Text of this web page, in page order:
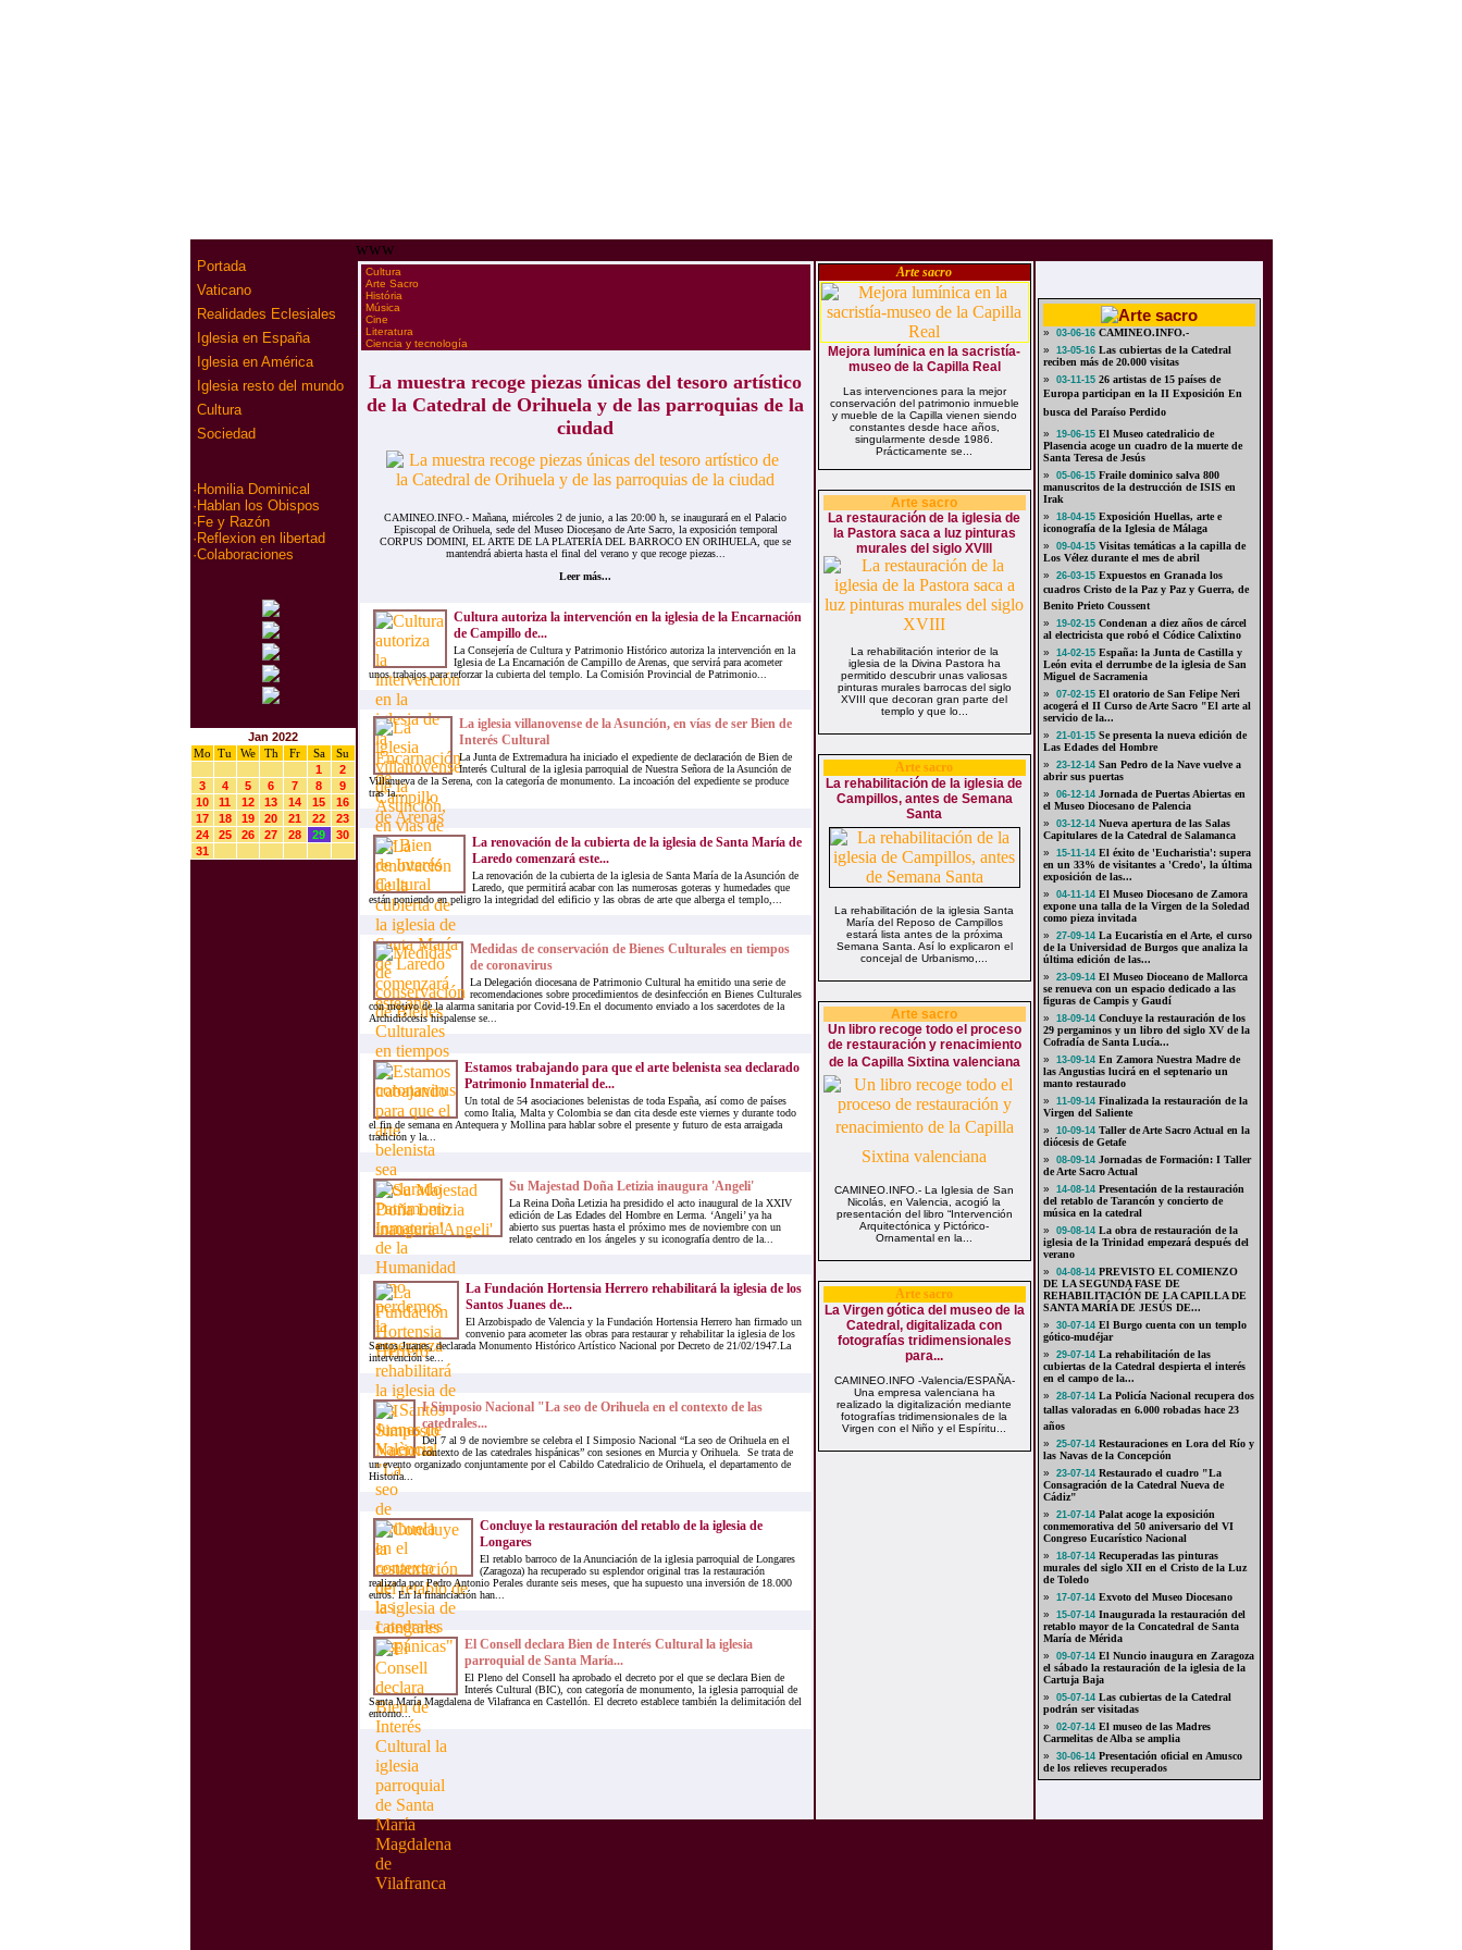
Portada
Vaticano
Realidades Eclesiales
Iglesia en España
Iglesia en América
Iglesia resto del mundo
Cultura
Sociedad
· Homilia Dominical
· Hablan los Obispos
· Fe y Razón
· Reflexion en libertad
·Colaboraciones
Jan 2022
Mo Tu We Th Fr Sa
Su
1
2
3
4 5 6 7 8
9
10
11 12 13 14 15
16
17
18 19 20 21 22
23
24
25 26 27 28 29
30
31
www
·Cultura
·Arte Sacro
·História
·Música
·Cine
·Literatura
·Ciencia y tecnología
La muestra recoge piezas únicas del tesoro artístico
de la Catedral de Orihuela y de las parroquias de la
ciudad
CAMINEO.INFO.- Mañana, miércoles 2 de junio, a las 20:00 h, se inaugurará en el Palacio
Episcopal de Orihuela, sede del Museo Diocesano de Arte Sacro, la exposición temporal
CORPUS DOMINI, EL ARTE DE LA PLATERÍA DEL BARROCO EN ORIHUELA, que se
mantendrá abierta hasta el final del verano y que recoge piezas...
Leer más...
Cultura autoriza la intervención en la iglesia de la Encarnación
de Campillo de...
La Consejería de Cultura y Patrimonio Histórico autoriza la intervención en la
Iglesia de La Encarnación de Campillo de Arenas, que servirá para acometer
unos trabajos para reforzar la cubierta del templo. La Comisión Provincial de Patrimonio...
La iglesia villanovense de la Asunción, en vías de ser Bien de
Interés Cultural
La Junta de Extremadura ha iniciado el expediente de declaración de Bien de
Interés Cultural de la iglesia parroquial de Nuestra Señora de la Asunción de
Villanueva de la Serena, con la categoría de monumento. La incoación del expediente se produce
tras la...
La renovación de la cubierta de la iglesia de Santa María de
Laredo comenzará este...
La renovación de la cubierta de la iglesia de Santa María de la Asunción de
Laredo, que permitirá acabar con las numerosas goteras y humedades que
están poniendo en peligro la integridad del edificio y las obras de arte que alberga el templo,...
Medidas de conservación de Bienes Culturales en tiempos
de coronavirus
La Delegación diocesana de Patrimonio Cultural ha emitido una serie de
recomendaciones sobre procedimientos de desinfección en Bienes Culturales
con motivo de la alarma sanitaria por Covid-19.En el documento enviado a los sacerdotes de la
Archidiócesis hispalense se...
Estamos trabajando para que el arte belenista sea declarado
Patrimonio Inmaterial de...
Un total de 54 asociaciones belenistas de toda España, así como de países
como Italia, Malta y Colombia se dan cita desde este viernes y durante todo
el fin de semana en Antequera y Mollina para hablar sobre el presente y futuro de esta arraigada
tradición y la...
Su Majestad Doña Letizia inaugura 'Angeli'
La Reina Doña Letizia ha presidido el acto inaugural de la XXIV
edición de Las Edades del Hombre en Lerma. ‘Angeli’ ya ha
abierto sus puertas hasta el próximo mes de noviembre con un
relato centrado en los ángeles y su iconografía dentro de la...
La Fundación Hortensia Herrero rehabilitará la iglesia de los
Santos Juanes de...
El Arzobispado de Valencia y la Fundación Hortensia Herrero han firmado un
convenio para acometer las obras para restaurar y rehabilitar la iglesia de los
Santos Juanes, declarada Monumento Histórico Artístico Nacional por Decreto de 21/02/1947.La
intervención se...
I Simposio Nacional "La seo de Orihuela en el contexto de las
catedrales...
Del 7 al 9 de noviembre se celebra el I Simposio Nacional “La seo de Orihuela en el
contexto de las catedrales hispánicas” con sesiones en Murcia y Orihuela. Se trata de
un evento organizado conjuntamente por el Cabildo Catedralicio de Orihuela, el departamento de
Historia...
Concluye la restauración del retablo de la iglesia de
Longares
El retablo barroco de la Anunciación de la iglesia parroquial de Longares
(Zaragoza) ha recuperado su esplendor original tras la restauración
realizada por Pedro Antonio Perales durante seis meses, que ha supuesto una inversión de 18.000
euros. En la financiación han...
El Consell declara Bien de Interés Cultural la iglesia
parroquial de Santa María...
El Pleno del Consell ha aprobado el decreto por el que se declara Bien de
Interés Cultural (BIC), con categoría de monumento, la iglesia parroquial de
Santa María Magdalena de Vilafranca en Castellón. El decreto establece también la delimitación del
entorno...
Arte sacro
Mejora lumínica en la sacristía-
museo de la Capilla Real
Las intervenciones para la mejor
conservación del patrimonio inmueble
y mueble de la Capilla vienen siendo
constantes desde hace años,
singularmente desde 1986.
Prácticamente se...
Arte sacro
La restauración de la iglesia de
la Pastora saca a luz pinturas
murales del siglo XVIII
La rehabilitación interior de la
iglesia de la Divina Pastora ha
permitido descubrir unas valiosas
pinturas murales barrocas del siglo
XVIII que decoran gran parte del
templo y que lo...
Arte sacro
La rehabilitación de la iglesia de
Campillos, antes de Semana
Santa
La rehabilitación de la iglesia Santa
María del Reposo de Campillos
estará lista antes de la próxima
Semana Santa. Así lo explicaron el
concejal de Urbanismo,...
Arte sacro
Un libro recoge todo el proceso
de restauración y renacimiento
de la Capilla Sixtina valenciana
CAMINEO.INFO.- La Iglesia de San
Nicolás, en Valencia, acogió la
presentación del libro “Intervención
Arquitectónica y Pictórico-
Ornamental en la...
Arte sacro
La Virgen gótica del museo de la
Catedral, digitalizada con
fotografías tridimensionales
para...
CAMINEO.INFO -Valencia/ESPAÑA-
Una empresa valenciana ha
realizado la digitalización mediante
fotografías tridimensionales de la
Virgen con el Niño y el Espíritu...
» 03-06-16CAMINEO.INFO.-
»
13-05-16Las cubiertas de la Catedral
reciben más de 20.000 visitas
»
03-11-1526 artistas de 15 países de
Europa participan en la II Exposición En
busca del Paraíso Perdido
»
19-06-15El Museo catedralicio de
Plasencia acoge un cuadro de la muerte de
Santa Teresa de Jesús
»
05-06-15Fraile dominico salva 800
manuscritos de la destrucción de ISIS en
Irak
»
18-04-15Exposición Huellas, arte e
iconografía de la Iglesia de Málaga
»
09-04-15Visitas temáticas a la capilla de
Los Vélez durante el mes de abril
»
26-03-15Expuestos en Granada los
cuadros Cristo de la Paz y Paz y Guerra, de
Benito Prieto Coussent
»
19-02-15Condenan a diez años de cárcel
al electricista que robó el Códice Calixtino
»
14-02-15España: la Junta de Castilla y
León evita el derrumbe de la iglesia de San
Miguel de Sacramenia
»
07-02-15El oratorio de San Felipe Neri
acogerá el II Curso de Arte Sacro "El arte al
servicio de la...
»
21-01-15Se presenta la nueva edición de
Las Edades del Hombre
»
23-12-14San Pedro de la Nave vuelve a
abrir sus puertas
»
06-12-14Jornada de Puertas Abiertas en
el Museo Diocesano de Palencia
»
03-12-14Nueva apertura de las Salas
Capitulares de la Catedral de Salamanca
»
15-11-14El éxito de 'Eucharistia': supera
en un 33% de visitantes a 'Credo', la última
exposición de las...
»
04-11-14El Museo Diocesano de Zamora
expone una talla de la Virgen de la Soledad
como pieza invitada
»
27-09-14La Eucaristía en el Arte, el curso
de la Universidad de Burgos que analiza la
última edición de las...
»
23-09-14El Museo Dioceano de Mallorca
se renueva con un espacio dedicado a las
figuras de Campis y Gaudí
»
18-09-14Concluye la restauración de los
29 pergaminos y un libro del siglo XV de la
Cofradía de Santa Lucía...
»
13-09-14En Zamora Nuestra Madre de
las Angustias lucirá en el septenario un
manto restaurado
»
11-09-14Finalizada la restauración de la
Virgen del Saliente
»
10-09-14Taller de Arte Sacro Actual en la
diócesis de Getafe
»
08-09-14Jornadas de Formación: I Taller
de Arte Sacro Actual
»
14-08-14Presentación de la restauración
del retablo de Tarancón y concierto de
música en la catedral
»
09-08-14La obra de restauración de la
iglesia de la Trinidad empezará después del
verano
»
04-08-14PREVISTO EL COMIENZO
DE LA SEGUNDA FASE DE
REHABILITACIÓN DE LA CAPILLA DE
SANTA MARÍA DE JESÚS DE...
»
30-07-14El Burgo cuenta con un templo
gótico-mudéjar
»
29-07-14La rehabilitación de las
cubiertas de la Catedral despierta el interés
en el campo de la...
»
28-07-14La Policía Nacional recupera dos
tallas valoradas en 6.000 robadas hace 23
años
»
25-07-14Restauraciones en Lora del Río y
las Navas de la Concepción
»
23-07-14Restaurado el cuadro "La
Consagración de la Catedral Nueva de
Cádiz"
»
21-07-14Palat acoge la exposición
conmemorativa del 50 aniversario del VI
Congreso Eucarístico Nacional
»
18-07-14Recuperadas las pinturas
murales del siglo XII en el Cristo de la Luz
de Toledo
»
17-07-14Exvoto del Museo Diocesano
»
15-07-14Inaugurada la restauración del
retablo mayor de la Concatedral de Santa
María de Mérida
»
09-07-14El Nuncio inaugura en Zaragoza
el sábado la restauración de la iglesia de la
Cartuja Baja
»
05-07-14Las cubiertas de la Catedral
podrán ser visitadas
»
02-07-14El museo de las Madres
Carmelitas de Alba se amplia
»
30-06-14Presentación oficial en Amusco
de los relieves recuperados